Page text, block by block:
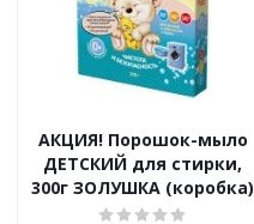
АКЦИЯ! Порошок-мыло
ДЕТСКИЙ для стирки,
300г ЗОЛУШКА (коробка)